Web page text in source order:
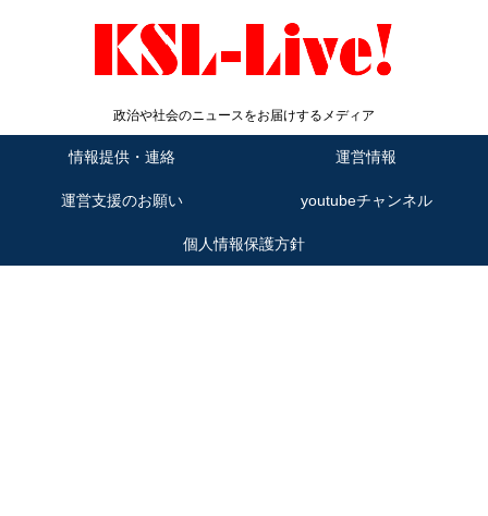
政治や社会のニュースをお届けするメディア
情報提供・連絡 運営情報
運営支援のお願い youtubeチャンネル
個人情報保護方針